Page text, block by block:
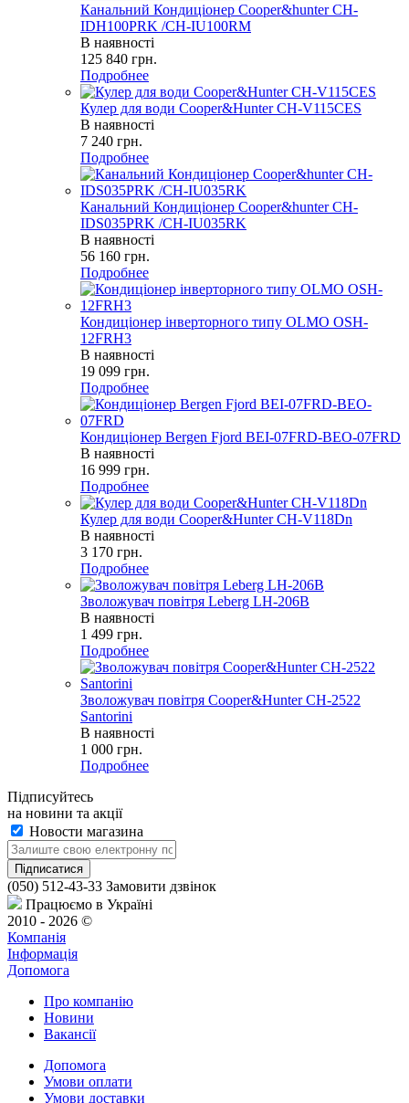
Канальний Кондиціонер Cooper&hunter CH-
IDH100PRK /CH-IU100RM
В наявності
125 840 грн.
Подробнее
Кулер для води Cooper&Hunter CH-V115CES
В наявності
7 240 грн.
Подробнее
Канальний Кондиціонер Cooper&hunter CH-
IDS035PRK /CH-IU035RK
В наявності
56 160 грн.
Подробнее
Кондиціонер інверторного типу OLMO OSH-
12FRH3
В наявності
19 099 грн.
Подробнее
Кондиціонер Bergen Fjord BEI-07FRD-BEO-07FRD
В наявності
16 999 грн.
Подробнее
Кулер для води Cooper&Hunter CH-V118Dn
В наявності
3 170 грн.
Подробнее
Зволожувач повітря Leberg LH-206B
В наявності
1 499 грн.
Подробнее
Зволожувач повітря Cooper&Hunter CH-2522
Santorini
В наявності
1 000 грн.
Подробнее
Підписуйтесь
на новини та акції
Новости магазина
(050) 512-43-33 Замовити дзвінок
Працюємо в Україні
2010 - 2026 ©
Компанія
Інформація
Допомога
Про компанію
Новини
Вакансії
Допомога
Умови оплати
Умови доставки